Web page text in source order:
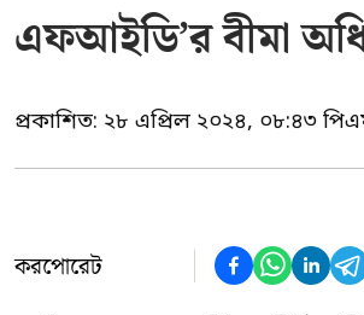
এফআইডি’র বীমা
প্রকাশিত: ২৮ এপ্রিল ২০২৪, ০৮:৪৩
করপোরেট